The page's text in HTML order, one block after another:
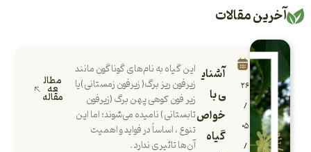
آخرین مقالات
۲۶
/
۰۵
/
آشنای
ی با
خواص
گیاه
این گیاه به نام‌های گوناگون مانند
زیرفون ریز برگ( زیرفون زمستانی)یا
زیر فون کوهی پهن برگ (زیرفون
تابستانی) نامیده می‌شوند؛ اما این
تنوع ، اساساً در فواید و اهمیت
آن‌ها تاثیری ندارد .
مطال
عه
مقاله